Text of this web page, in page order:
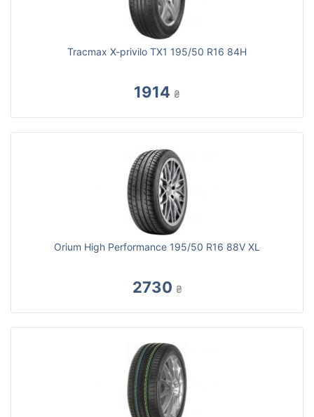
Tracmax X-privilo TX1 195/50 R16 84H
1914 ₴
Orium High Performance 195/50 R16 88V XL
2730 ₴